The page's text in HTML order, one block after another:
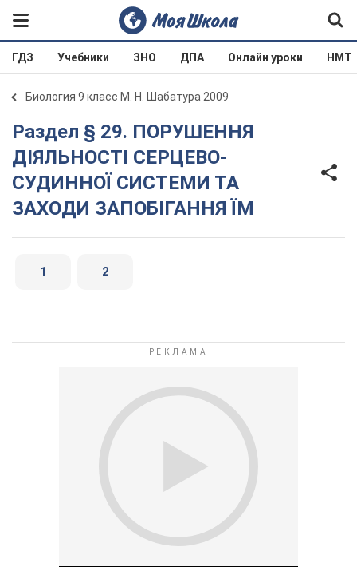
ГДЗ Учебники ЗНО ДПА Онлайн уроки НМТ
Биология 9 класс М. Н. Шабатура 2009
Раздел § 29. ПОРУШЕННЯ
ДІЯЛЬНОСТІ СЕРЦЕВО-
СУДИННОЇ СИСТЕМИ ТА
ЗАХОДИ ЗАПОБІГАННЯ ЇМ
1 2